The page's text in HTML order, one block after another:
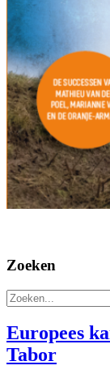
Zoeken
Europees
Tabor